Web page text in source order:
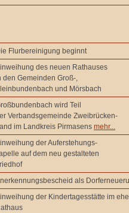
Flurbereinigung beginnt
des neuen Rathauses
den Gemeinden Groß-,
und Mörsbach
wird Teil
Verbandsgemeinde Zweibrücken-
im Landkreis Pirmasens mehr...
der Auferstehungs-
auf dem neu gestalteten
als
der Kindertagesstätte im